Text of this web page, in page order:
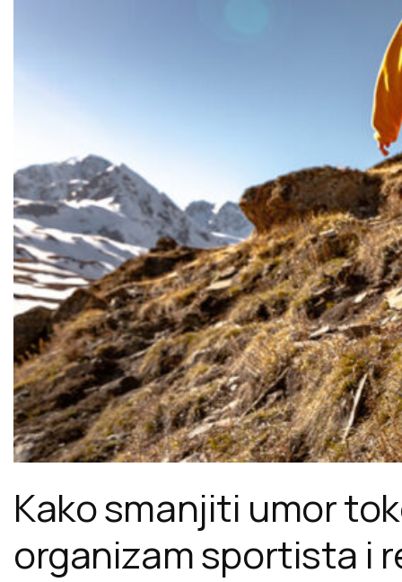
Kako smanjiti umor
organizam sportista i